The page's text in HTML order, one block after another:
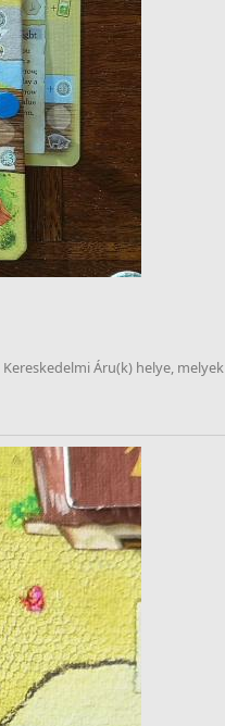
Áru(k) helye, melyek